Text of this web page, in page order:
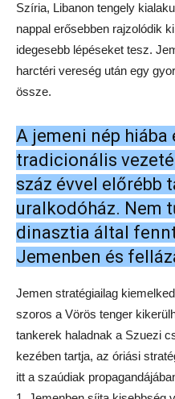
Szíria, Libanon tengely
nappal erősebben rajzolódik
idegesebb lépéseket tesz.
harctéri vereség után egy
össze.
A jemeni nép hiába
tradicionális
száz évvel előrébb
uralkodóház. Nem
dinasztia által
Jemenben és
Jemen stratégiailag
szoros a Vörös tenger
tankerek haladnak a Szuezi
kezében tartja, az óriási
itt a szaúdiak